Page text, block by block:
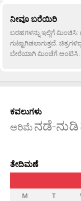
ನೀವೂ ಬರೆಯಿರಿ
ಬರಹಗಳನ್ನು ಇಲ್ಲಿಗೆ ಮಿಂಚಿಸಿ:
ಗುಟ್ಟಾಗಿಡಲಾಗುತ್ತದೆ.
ಬೇರೆಯಾಗಿ ಮಿಂಚೆಗೆ ಅಂಟಿಸಿ.
ಕವಲುಗಳು
ಅರಿಮೆನಡೆ-ನುಡಿ
ತೇದಿಮಣೆ
M
T